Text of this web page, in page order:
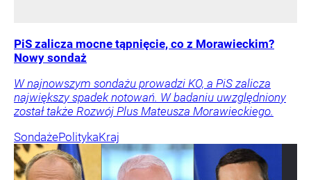
PiS zalicza mocne tąpnięcie, co z Morawieckim?
Nowy sondaż
W najnowszym sondażu prowadzi KO, a PiS zalicza
największy spadek notowań. W badaniu uwzględniony
został także Rozwój Plus Mateusza Morawieckiego.
SondażePolitykaKraj